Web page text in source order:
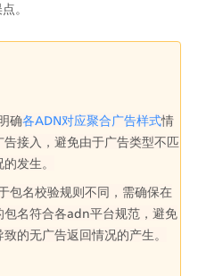
。
确各ADN对应聚合广告样式情
接入，避免由于广告类型不匹
发生。
包名校验规则不同，需确保在
包名符合各adn平台规范，避免
的无广告返回情况的产生。